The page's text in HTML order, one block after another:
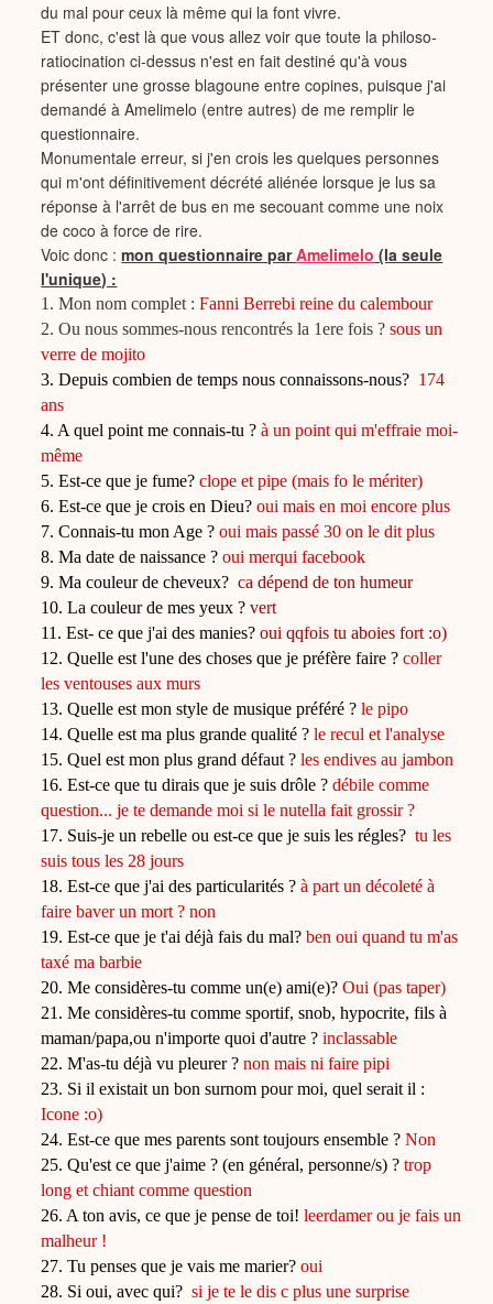
du mal pour ceux là même qui la font vivre.
ET donc, c'est là que vous allez voir que toute la philoso-
ratiocination ci-dessus n'est en fait destiné qu'à vous
présenter une grosse blagoune entre copines, puisque j'ai
demandé à Amelimelo (entre autres) de me remplir le
questionnaire.
Monumentale erreur, si j'en crois les quelques personnes
qui m'ont définitivement décrété aliénée lorsque je lus sa
réponse à l'arrêt de bus en me secouant comme une noix
de coco à force de rire.
Voic donc :mon questionnaire parAmelimelo (la seule
l'unique) :
1. Mon nom complet :Fanni Berrebi reine du calembour
2. Ou nous sommes-nous rencontrés la 1ere fois ?sous un
verre de mojito
3. Depuis combien de temps nous connaissons-nous? 174
ans
4. A quel point me connais-tu ? à un point qui m'effraie moi-
même
5. Est-ce que je fume?clope et pipe (mais fo le mériter)
6. Est-ce que je crois en Dieu?oui mais en moi encore plus
7. Connais-tu mon Age ?oui mais passé 30 on le dit plus
8. Ma date de naissance ?oui merqui facebook
9. Ma couleur de cheveux?ca dépend de ton humeur
10. La couleur de mes yeux ? vert
11. Est- ce que j'ai des manies? oui qqfois tu aboies fort :o)
12. Quelle est l'une des choses que je préfère faire ?coller
les ventouses aux murs
13. Quelle est mon style de musique préféré ?le pipo
14. Quelle est ma plus grande qualité ?le recul et l'analyse
15. Quel est mon plus grand défaut ?les endives au jambon
16. Est-ce que tu dirais que je suis drôle ?débile comme
question... je te demande moi si le nutella fait grossir ?
17. Suis-je un rebelle ou est-ce que je suis les régles?tu les
suis tous les 28 jours
18. Est-ce que j'ai des particularités ?à part un décoleté à
faire baver un mort ? non
19. Est-ce que je t'ai déjà fais du mal?ben oui quand tu m'as
taxé ma barbie
20. Me considères-tu comme un(e) ami(e)?Oui (pas taper)
21. Me considères-tu comme sportif, snob, hypocrite, fils à
maman/papa,ou n'importe quoi d'autre ?inclassable
22. M'as-tu déjà vu pleurer ?non mais ni faire pipi
23. Si il existait un bon surnom pour moi, quel serait il :
Icone :o)
24. Est-ce que mes parents sont toujours ensemble ?Non
25. Qu'est ce que j'aime ? (en général, personne/s) ?trop
long et chiant comme question
26. A ton avis, ce que je pense de toi!leerdamer ou je fais un
malheur !
27. Tu penses que je vais me marier?oui
28. Si oui, avec qui?si je te le dis c plus une surprise